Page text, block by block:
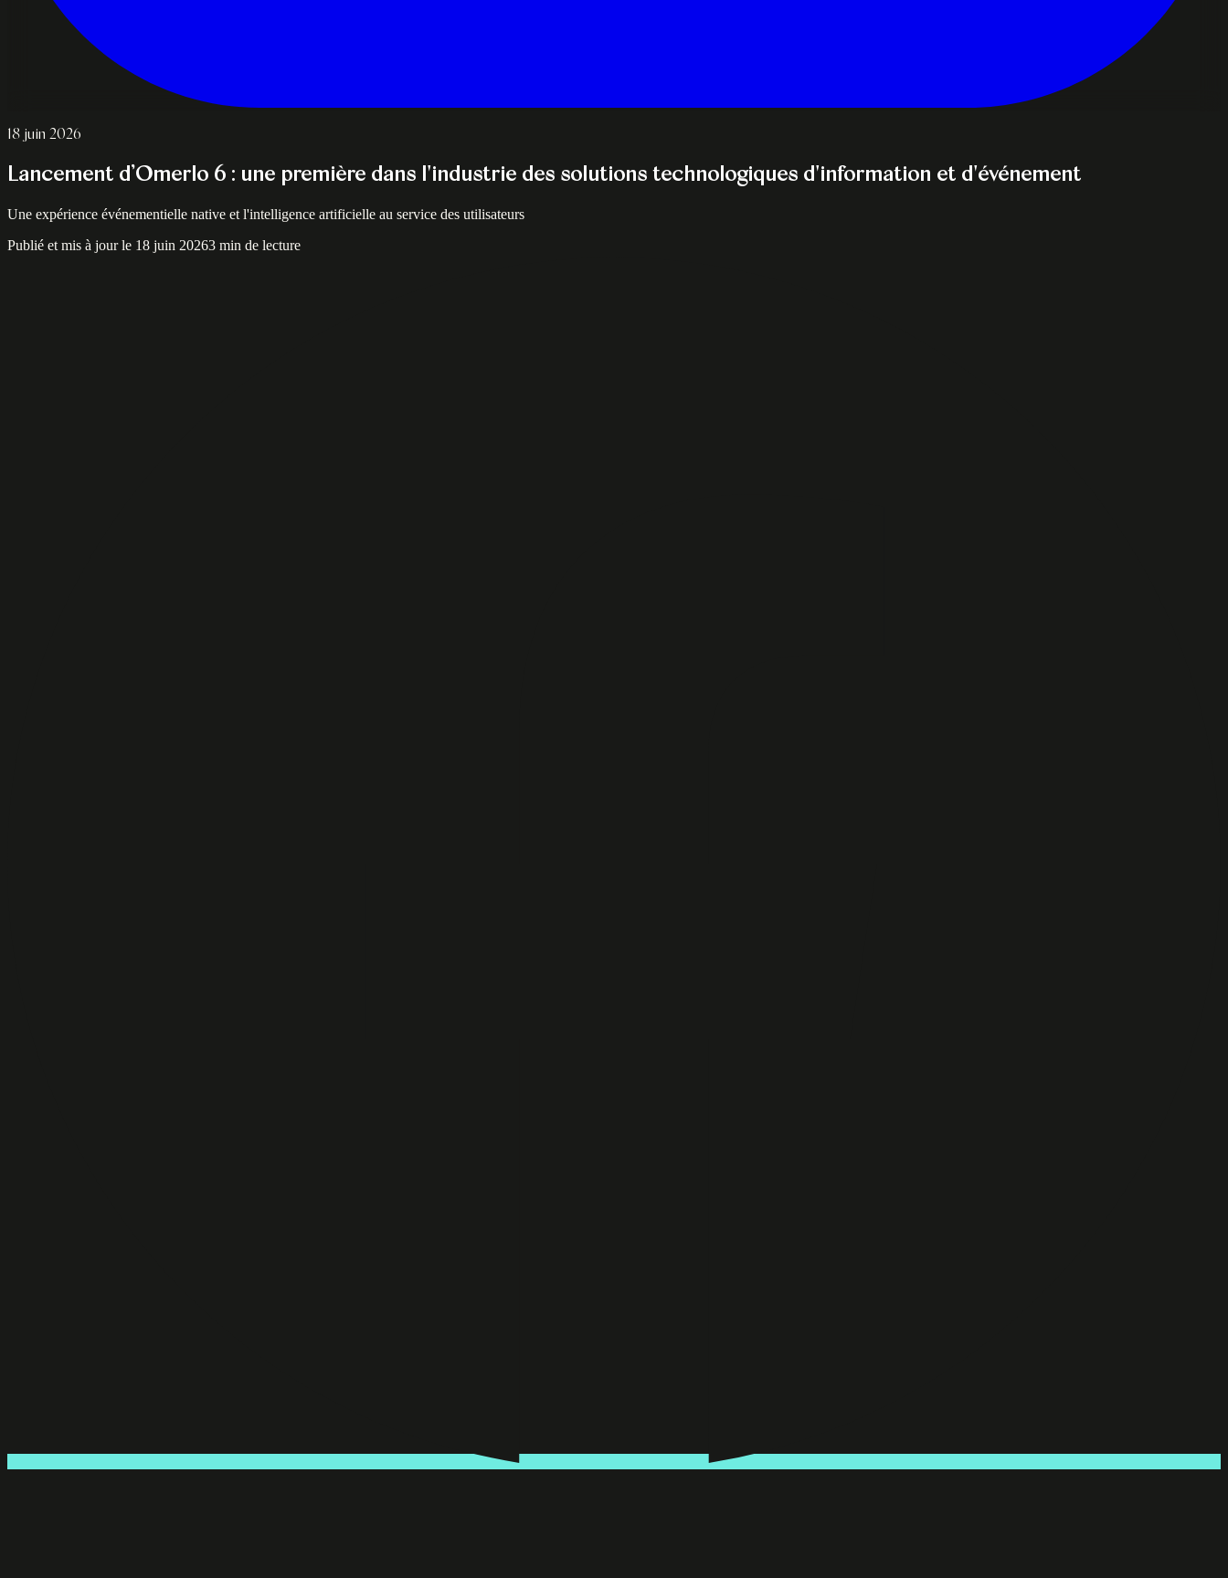
18 juin 2026
Lancement d’Omerlo 6 : une première dans l'industrie des solutions technologiques d'information et d'événement
Une expérience événementielle native et l'intelligence artificielle au service des utilisateurs
Publié et mis à jour le 18 juin 20263 min de lecture